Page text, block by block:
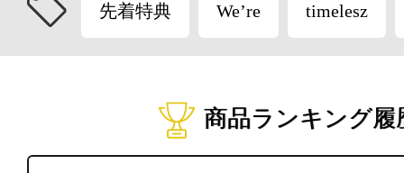
先着特典 We’re timelesz
商品ランキング履